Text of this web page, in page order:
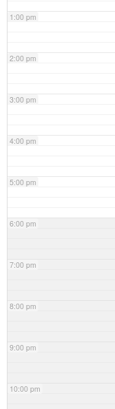
1:00 pm
2:00 pm
3:00 pm
4:00 pm
5:00 pm
6:00 pm
7:00 pm
8:00 pm
9:00 pm
10:00 pm